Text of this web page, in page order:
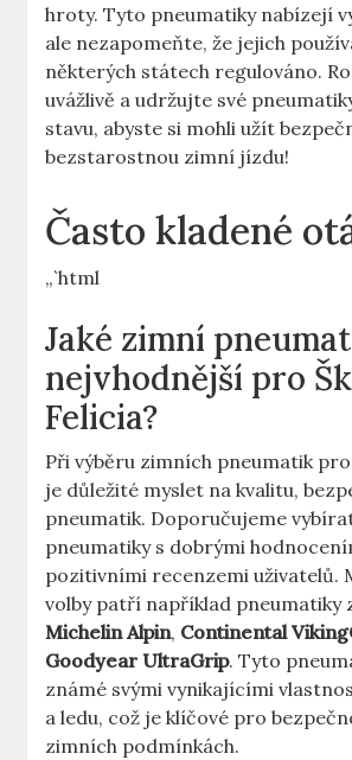
hroty. Tyto pneumatiky nabízejí
ale nezapomeňte, že jejich
některých státech regulováno.
uvážlivě a udržujte své
stavu, abyste si mohli užít
bezstarostnou zimní jízdu!
Často kladené
„`html
Jaké zimní
nejvhodnější pro
Felicia?
Při výběru zimních pneumatik
je důležité myslet na kvalitu,
pneumatik. Doporučujeme
pneumatiky s dobrými
pozitivními recenzemi uživatelů.
volby patří například pneumatiky
Michelin Alpin, Continental
Goodyear UltraGrip. Tyto
známé svými vynikajícími
a ledu, což je klíčové pro
zimních podmínkách.